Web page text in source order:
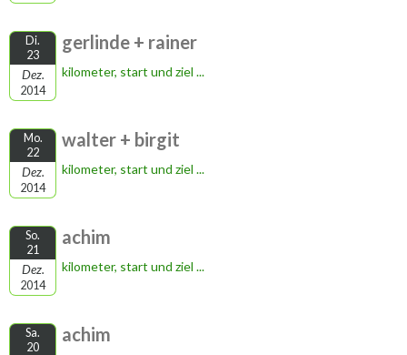
Di.
23
Dez.
2014
gerlinde + rainer
kilometer, start und ziel ...
Mo.
22
Dez.
2014
walter + birgit
kilometer, start und ziel ...
So.
21
Dez.
2014
achim
kilometer, start und ziel ...
Sa.
20
achim